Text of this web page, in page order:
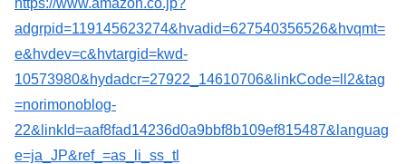
adgrpid=119145623274&hvadid=627540356526&hvqmt=
e&hvdev=c&hvtargid=kwd-
10573980&hydadcr=27922_14610706&linkCode=ll2&tag
=norimonoblog-
22&linkId=aaf8fad14236d0a9bbf8b109ef815487&languag
e=ja_JP&ref_=as_li_ss_tl